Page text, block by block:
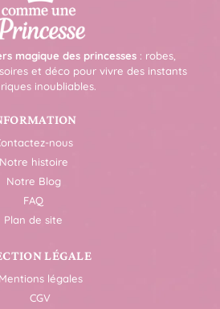
magique des princesses: robes,
et déco pour vivre des instants
inoubliables.
nous
Notre histoire
Notre Blog
FAQ
Plan de site
LÉGALE
Mentions légales
CGV